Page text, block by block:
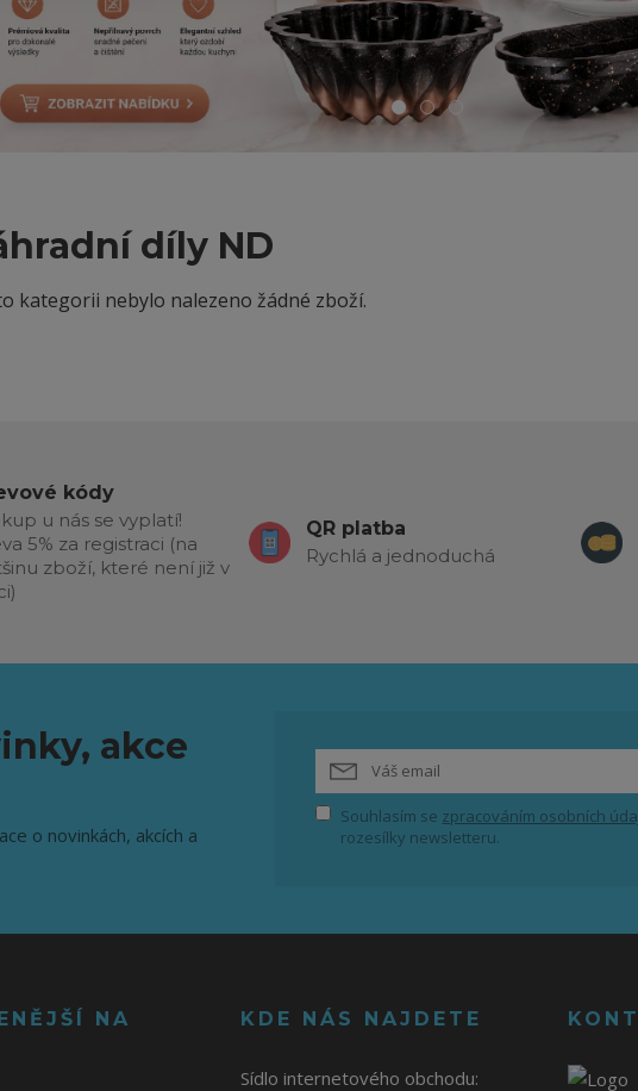
díly ND
kategorii nebylo nalezeno žádné zboží.
kódy
u nás se vyplatí!
5% za registraci (na
zboží, které není již v
QR platba
Rychlá a jednoduchá
akce
o novinkách, akcích a
Souhlasím se zpracováním osobních
rozesílky newsletteru.
NA
KDE NÁS NAJDETE
Sídlo internetového obchodu: